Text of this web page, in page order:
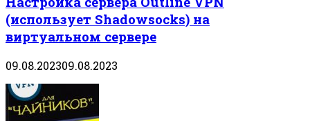
(использует Shadowsocks) на
виртуальном сервере
09.08.202309.08.2023